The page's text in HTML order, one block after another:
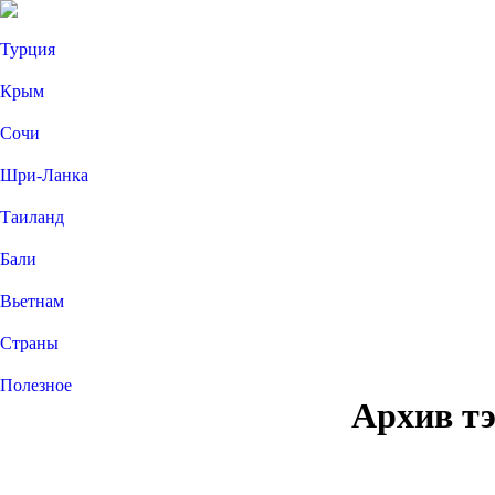
Турция
Крым
Сочи
Шри-Ланка
Таиланд
Бали
Вьетнам
Страны
Полезное
Архив